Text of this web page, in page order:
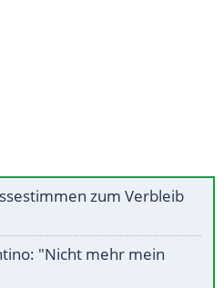
zum Verbleib
"Nicht mehr mein